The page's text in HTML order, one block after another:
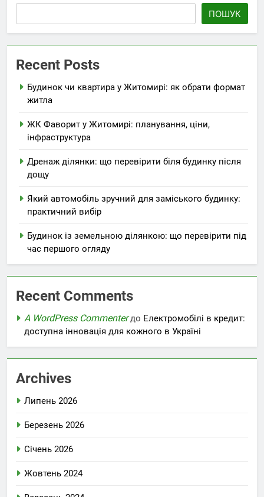
ПОШУК
Recent Posts
Будинок чи квартира у Житомирі: як обрати формат
житла
ЖК Фаворит у Житомирі: планування, ціни,
інфраструктура
Дренаж ділянки: що перевірити біля будинку після
дощу
Який автомобіль зручний для заміського будинку:
практичний вибір
Будинок із земельною ділянкою: що перевірити під
час першого огляду
Recent Comments
A WordPress Commenterдо Електромобілі в кредит:
доступна інновація для кожного в Україні
Archives
Липень 2026
Березень 2026
Січень 2026
Жовтень 2024